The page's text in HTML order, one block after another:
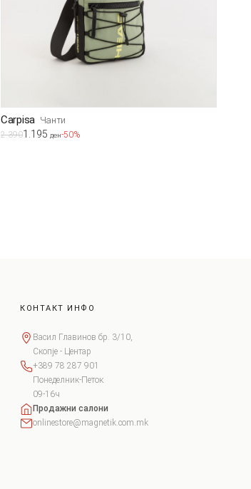
Carpisa Чанти
2.3901.195 ден-50%
КОНТАКТ ИНФО
Васил Главинов бр. 3/10,
Скопје - Центар
+389 78 287 901
Понеделник-Петок
09-16ч
Продажни салони
onlinestore@magnetik.com.mk